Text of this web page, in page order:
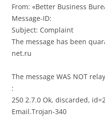
From: «Better Business
Message-ID:
Subject: Complaint
The message has been
net.ru
The message WAS NOT
:
250 2.7.0 Ok, discarded,
Email.Trojan-340